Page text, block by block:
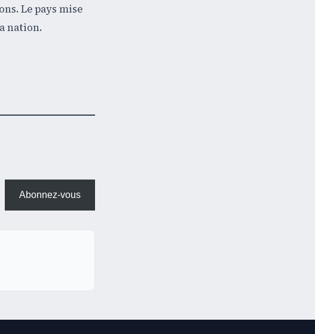
Le pays mise
nation.
Abonnez-vous